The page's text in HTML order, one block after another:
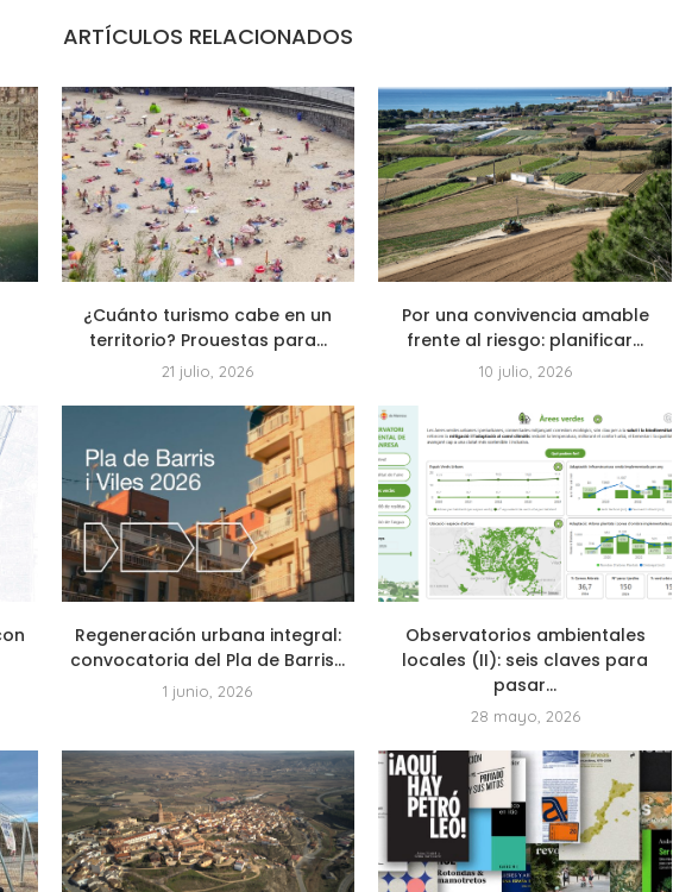
ARTÍCULOS RELACIONADOS
¿Cuánto turismo cabe en un
territorio? Prouestas para...
21 julio, 2026
Por una convivencia amable
frente al riesgo: planificar...
10 julio, 2026
Regeneración urbana integral:
convocatoria del Pla de Barris...
1 junio, 2026
Observatorios ambientales
locales (II): seis claves para
pasar...
28 mayo, 2026